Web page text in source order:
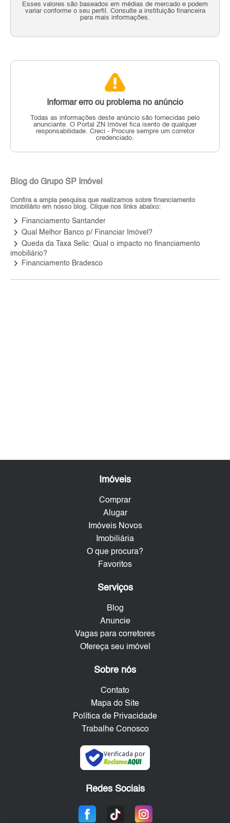
Esses valores são baseados em médias de mercado e podem
variar conforme o seu perfil. Consulte a instituição financeira
para mais informações.
Informar erro ou problema no anúncio
Todas as informações deste anúncio são fornecidas pelo
anunciante. O Portal ZN Imóvel fica isento de qualquer
responsabilidade. Creci - Procure sempre um corretor
credenciado.
Blog do Grupo SP Imóvel
Confira a ampla pesquisa que realizamos sobre financiamento
imobiliário em nosso blog. Clique nos links abaixo:
keyboard_arrow_right Financiamento Santander
keyboard_arrow_right Qual Melhor Banco p/ Financiar Imóvel?
keyboard_arrow_right Queda da Taxa Selic: Qual o impacto no financiamento
imobiliário?
keyboard_arrow_right Financiamento Bradesco
Imóveis
Comprar
Alugar
Imóveis Novos
Imobiliária
O que procura?
Favoritos
Serviços
Blog
Anuncie
Vagas para corretores
Ofereça seu imóvel
Sobre nós
Contato
Mapa do Site
Política de Privacidade
Trabalhe Conosco
Verificada por
Redes Sociais